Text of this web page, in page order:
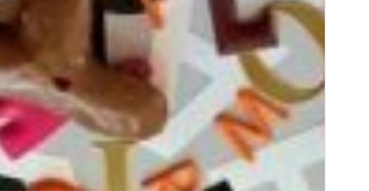
Free_Christoph Meinersmann